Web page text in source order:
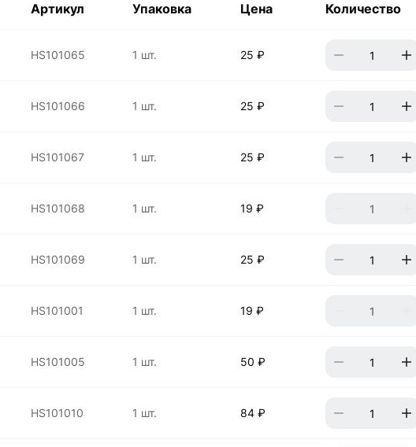
Артикул Упаковка Цена Количество
HS101065 1 шт. 25 ₽
HS101066 1 шт. 25 ₽
HS101067 1 шт. 25 ₽
HS101068 1 шт. 19 ₽
HS101069 1 шт. 25 ₽
HS101001 1 шт. 19 ₽
HS101005 1 шт. 50 ₽
HS101010 1 шт. 84 ₽